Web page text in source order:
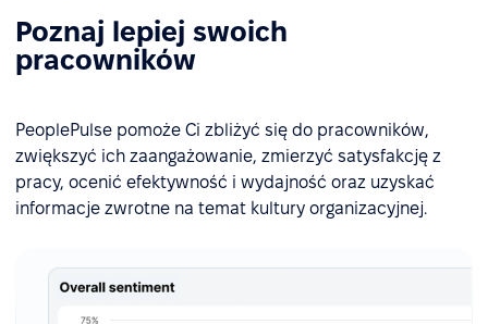
Poznaj lepiej swoich
pracowników
PeoplePulse pomoże Ci zbliżyć się do pracowników,
zwiększyć ich zaangażowanie, zmierzyć satysfakcję z
pracy, ocenić efektywność i wydajność oraz uzyskać
informacje zwrotne na temat kultury organizacyjnej.